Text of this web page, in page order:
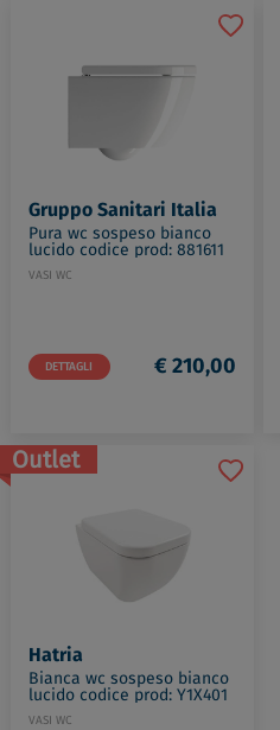
Gruppo Sanitari Italia
Pura wc sospeso bianco
lucido codice prod: 881611
VASI WC
DETTAGLI € 210,00
Outlet
Hatria
Bianca wc sospeso bianco
lucido codice prod: Y1X401
VASI WC